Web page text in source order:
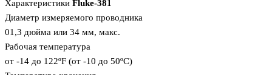
Характеристики Fluke-381
Диаметр измеряемого проводника
01,3 дюйма или 34 мм, макс.
Рабочая температура
от -14 до 122ºF (от -10 до 50ºC)